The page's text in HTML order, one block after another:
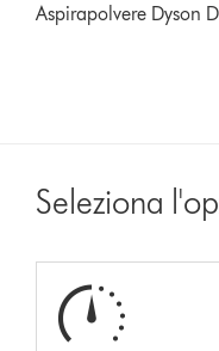
Aspirapolvere Dyson
Seleziona